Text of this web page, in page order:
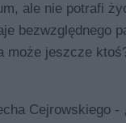
ale nie potrafi
bezwzględnego
jeszcze
Cejrowskiego -